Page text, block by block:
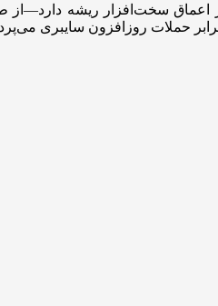
اعماق سخت‌افزار ریشه